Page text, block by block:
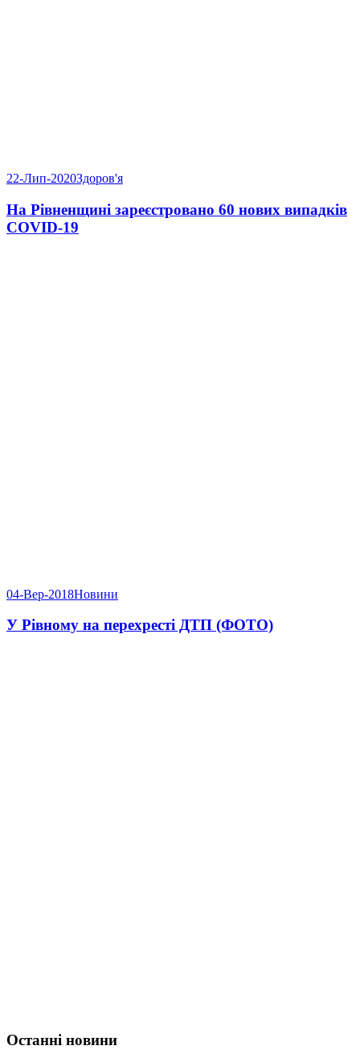
22-Лип-2020Здоров'я
На Рівненщині зареєстровано 60 нових випадків
COVID-19
04-Вер-2018Новини
У Рівному на перехресті ДТП (ФОТО)
Останні новини